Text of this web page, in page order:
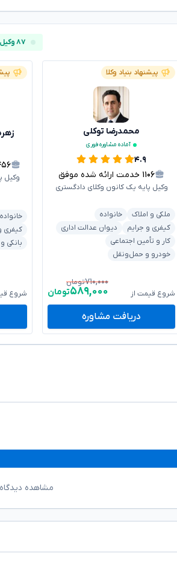
۸۷ وکیل آنلاین
پیشنهاد بنیاد وکلا
محمدرضا توکلی
آماده مشاوره فوری
۴.۹
۱۱۰۶ خدمت ارائه شده موفق
وکیل پایه یک کانون وکلای دادگستری
ملکی و املاک
خانواده
کیفری و جرایم
دیوان عدالت اداری
کار و تأمین اجتماعی
خودرو و حمل‌ونقل
شروع قیمت از
۷۱۰,۰۰۰تومان
۵۸۹,۰۰۰تومان
دریافت مشاوره
وکیل
خانواده
کیفری
بانکی
شروع
مشاهده